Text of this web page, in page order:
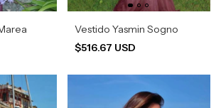
Vestido Yasmin Sogno
$516.67 USD